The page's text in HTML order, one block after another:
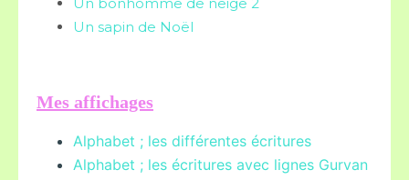
Un sapin de Noël
Mes affichages
Alphabet ; les différentes écritures
Alphabet ; les écritures avec lignes Gurvan